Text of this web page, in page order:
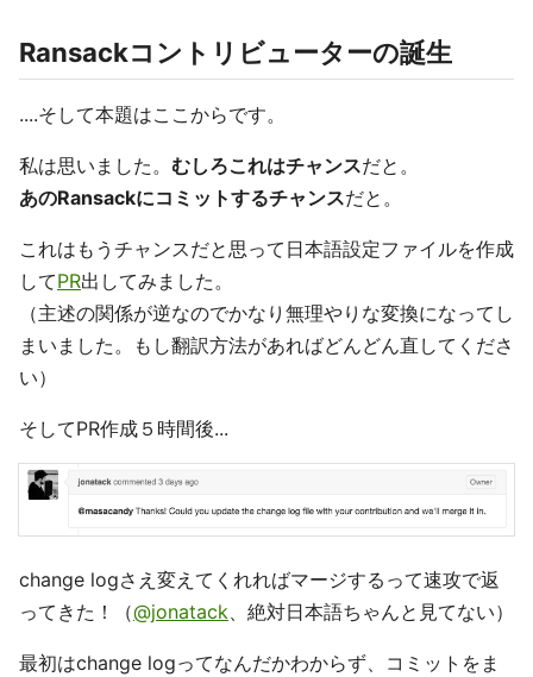
Ransackコントリビューターの誕生
....そして本題はここからです。
私は思いました。 むしろこれはチャンスだと。
あのRansackにコミットするチャンスだと。
これはもうチャンスだと思って日本語設定ファイルを作成
してPR出してみました。
（主述の関係が逆なのでかなり無理やりな変換になってし
まいました。もし翻訳方法があればどんどん直してくださ
い）
そしてPR作成５時間後...
change logさえ変えてくれればマージするって速攻で返
ってきた！（@jonatack、絶対日本語ちゃんと見てない）
最初はchange logってなんだかわからず、コミットをま